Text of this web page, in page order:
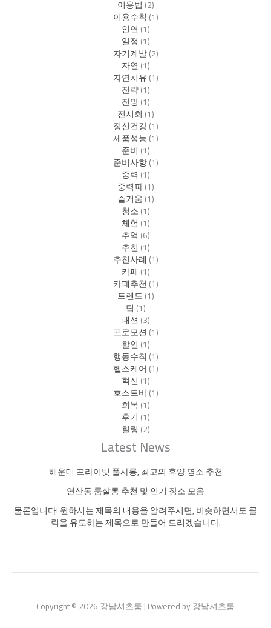
이용법 (2)
이용수칙 (1)
인연(1)
일정 (1)
자기계발(2)
자연(1)
자연치유(1)
전략(1)
전망(1)
전시회 (1)
정신건강(1)
제품성능(1)
준비 (1)
준비사항(1)
중력 (1)
중력파(1)
즐거움(1)
청소(1)
체험 (1)
추억 (6)
추천(1)
추천사례 (1)
카페 (1)
카페추천(1)
트렌드(1)
팁 (1)
패션(3)
프로모션(1)
할인(1)
행동수칙 (1)
헬스케어 (1)
혁신(1)
호스트바(1)
회복(1)
후기 (1)
힐링 (2)
Latest News
해운대 프라이빗 풀사롱, 최고의 휴양 명소 추천
연산동 룸살롱 추천 및 인기 장소 모음
물론입니다! 원하시는 제목의 내용을 알려주시면, 비슷하면서도 클
릭을 유도하는 제목으로 만들어 드리겠습니다.
Copyright © 2026 강남셔츠룸 | Powered by 강남셔츠룸